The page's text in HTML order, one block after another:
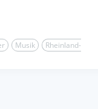
Musik
Rheinland-